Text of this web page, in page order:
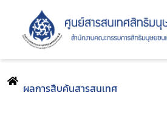
ผลการสืบค้นสารสนเทศ